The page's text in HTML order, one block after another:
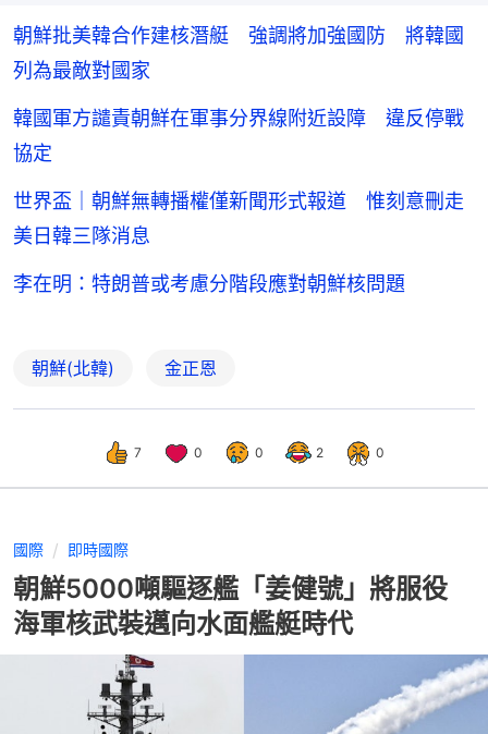
朝鮮批美韓合作建核潛艇 強調將加強國防 將韓國
列為最敵對國家
韓國軍方譴責朝鮮在軍事分界線附近設障 違反停戰
協定
世界盃｜朝鮮無轉播權僅新聞形式報道 惟刻意刪走
美日韓三隊消息
李在明：特朗普或考慮分階段應對朝鮮核問題
朝鮮(北韓) 金正恩
7 0 0 2 0
國際 即時國際
朝鮮5000噸驅逐艦「姜健號」將服役
海軍核武裝邁向水面艦艇時代